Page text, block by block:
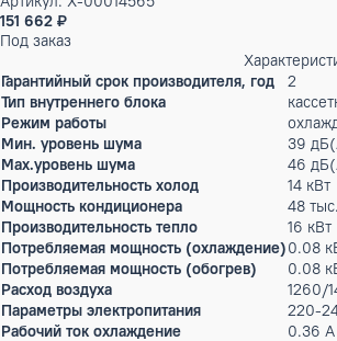
Бренд:AUX
Артикул: X-00014565
151 662 ₽
Под заказ
Гарантийный срок производителя, год
2
Тип внутреннего блока